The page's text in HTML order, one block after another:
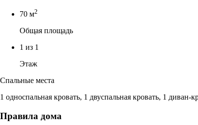
70 м2
Общая площадь
1 из 1
Этаж
Спальные места
1 односпальная кровать, 1 двуспальная кровать, 1 диван-
Правила дома